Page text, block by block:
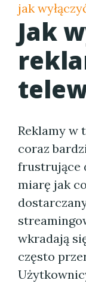
jak
Jak
Reklamy w
coraz
frustrujące
miarę jak
wkradają
często